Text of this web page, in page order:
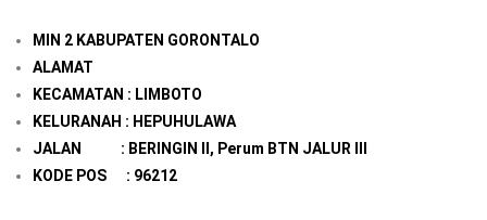
MIN 2 KABUPATEN GORONTALO
ALAMAT
KECAMATAN : LIMBOTO
KELURANAH : HEPUHULAWA
JALAN : BERINGIN II, Perum BTN JALUR III
KODE POS : 96212